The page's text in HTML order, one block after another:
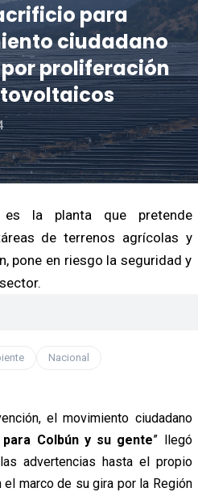
para
ciudadano
proliferación
es la planta que pretende
de terrenos agrícolas y
pone en riesgo la seguridad y
Nacional
el movimiento ciudadano
Colbún y su gente” llegó
advertencias hasta el propio
marco de su gira por la Región